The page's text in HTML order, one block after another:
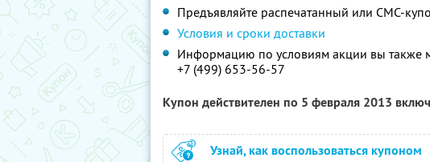
Предъявляйте распечатанный или СМС-
Условия и сроки доставки
Информацию по условиям акции вы также
+7 (499) 653-56-57
Купон действителен по 5 февраля 2013
Узнай, как воспользоваться купоном